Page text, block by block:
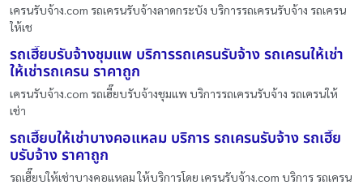
เครนรับจ้าง.com รถเครนรับจ้างลาดกระบัง บริการรถเครนรับจ้าง รถเครน
ให้เช
รถเฮี๊ยบรับจ้างชุมแพ บริการรถเครนรับจ้าง รถเครนให้เช่า
ให้เช่ารถเครน ราคาถูก
เครนรับจ้าง.com รถเฮี๊ยบรับจ้างชุมแพ บริการรถเครนรับจ้าง รถเครนให้
เช่า
รถเฮี๊ยบให้เช่าบางคอแหลม บริการ รถเครนรับจ้าง รถเฮี๊ย
บรับจ้าง ราคาถูก
รถเฮี๊ยบให้เช่าบางคอแหลม ให้บริการโดย เครนรับจ้าง.com บริการ รถเครน